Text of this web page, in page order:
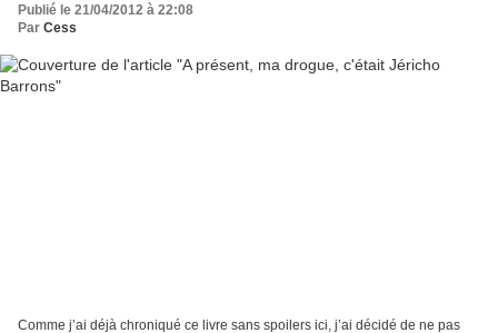
Publié le 21/04/2012 à 22:08
Par Cess
Comme j’ai déjà chroniqué ce livre sans spoilers ici, j’ai décidé de ne pas